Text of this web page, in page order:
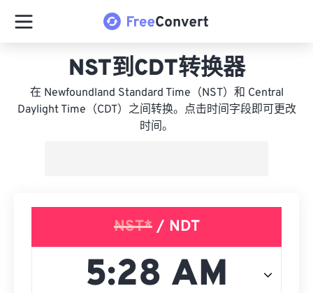
NST到CDT转换器
在 Newfoundland Standard Time（NST）和 Central
Daylight Time（CDT）之间转换。点击时间字段即可更改
时间。
NST*/ NDT